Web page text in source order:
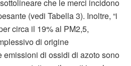
che le merci incidono
(vedi Tabella 3). Inoltre, “i
circa il 19% al PM2,5,
di origine
emissioni di ossidi di azoto sono